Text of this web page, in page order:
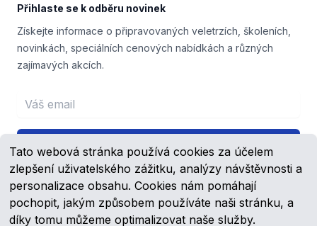
Tato webová stránka používá cookies za účelem
zlepšení uživatelského zážitku, analýzy návštěvnosti a
personalizace obsahu. Cookies nám pomáhají
pochopit, jakým způsobem používáte naši stránku, a
díky tomu můžeme optimalizovat naše služby.
Přihlaste se k odběru novinek
Získejte informace o připravovaných veletrzích, školeních,
novinkách, speciálních cenových nabídkách a různých
zajímavých akcích.
Email address
Přihlášení
FacebookYouTube